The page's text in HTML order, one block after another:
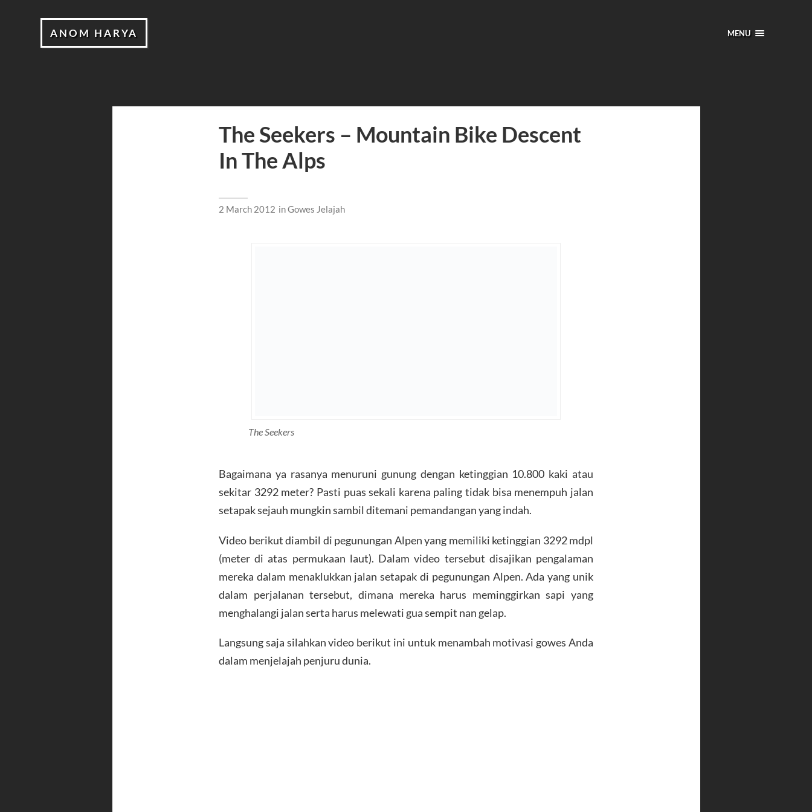
ANOM HARYA MENU
The Seekers – Mountain Bike Descent
In The Alps
2 March 2012 inGowes Jelajah
The Seekers
Bagaimana ya rasanya menuruni gunung dengan ketinggian 10.800 kaki atau
sekitar 3292 meter? Pasti puas sekali karena paling tidak bisa menempuh jalan
setapak sejauh mungkin sambil ditemani pemandangan yang indah.
Video berikut diambil di pegunungan Alpen yang memiliki ketinggian 3292 mdpl
(meter di atas permukaan laut). Dalam video tersebut disajikan pengalaman
mereka dalam menaklukkan jalan setapak di pegunungan Alpen. Ada yang unik
dalam perjalanan tersebut, dimana mereka harus meminggirkan sapi yang
menghalangi jalan serta harus melewati gua sempit nan gelap.
Langsung saja silahkan video berikut ini untuk menambah motivasi gowes Anda
dalam menjelajah penjuru dunia.